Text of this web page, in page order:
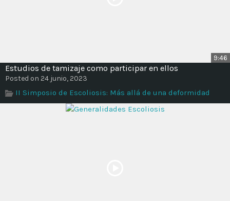
9:46
Estudios de tamizaje como participar en ellos
Posted on 24 junio, 2023
II Simposio de Escoliosis: Más allá de una deformidad